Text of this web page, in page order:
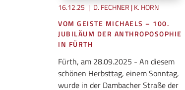
16.12.25 | D. FECHNER | K. HORN
VOM GEISTE MICHAELS – 100.
JUBILÄUM DER ANTHROPOSOPHIE
IN FÜRTH
Fürth, am 28.09.2025 - An diesem
schönen Herbsttag, einem Sonntag,
wurde in der Dambacher Straße der